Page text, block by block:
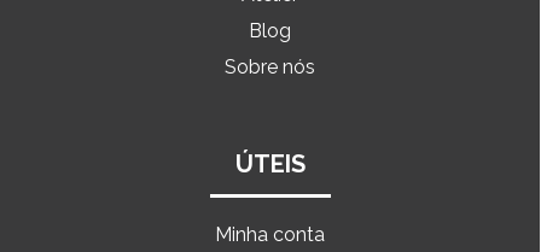
Blog
Sobre nós
ÚTEIS
Minha conta